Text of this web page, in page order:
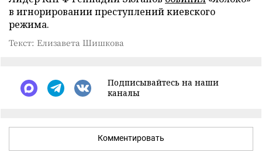
в игнорировании преступлений киевского
режима.
Текст: Елизавета Шишкова
Подписывайтесь на наши
каналы
Комментировать